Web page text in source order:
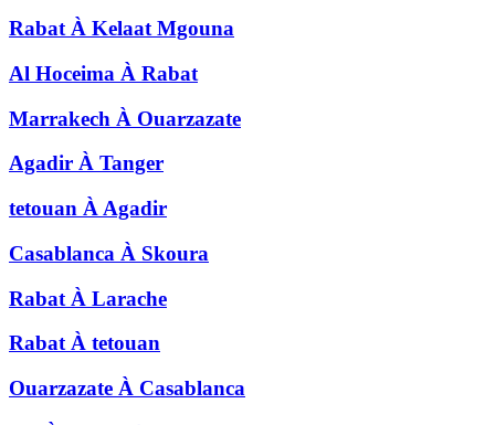
Rabat À Kelaat Mgouna
Al Hoceima À Rabat
Marrakech À Ouarzazate
Agadir À Tanger
tetouan À Agadir
Casablanca À Skoura
Rabat À Larache
Rabat À tetouan
Ouarzazate À Casablanca